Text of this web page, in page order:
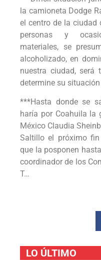
la camioneta Dodge
el centro de la ciudad
personas y
materiales, se
alcoholizado, en
nuestra ciudad, será
determine su
***Hasta donde se
haría por Coahuila la
México Claudia
Saltillo el próximo
que la posponen
coordinador de los
T…
LO ÚLTIMO